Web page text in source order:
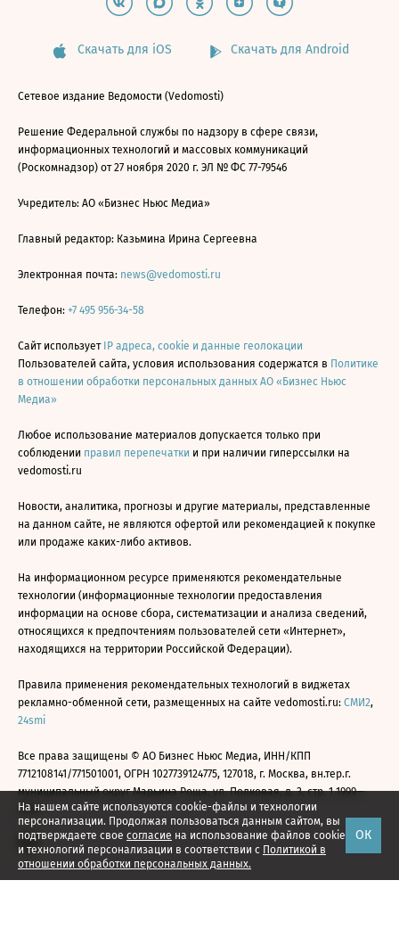
На нашем сайте используются cookie-файлы и технологии
персонализации. Продолжая пользоваться данным сайтом, вы
подтверждаете свое согласие на использование файлов cookie
и технологий персонализации в соответствии с Политикой в
отношении обработки персональных данных.
ОК
Скачать для iOS Скачать для Android
Сетевое издание Ведомости (Vedomosti)
Решение Федеральной службы по надзору в сфере связи,
информационных технологий и массовых коммуникаций
(Роскомнадзор) от 27 ноября 2020 г. ЭЛ № ФС 77-79546
Учредитель: АО «Бизнес Ньюс Медиа»
Главный редактор: Казьмина Ирина Сергеевна
Электронная почта: news@vedomosti.ru
Телефон: +7 495 956-34-58
Сайт использует IP адреса, cookie и данные геолокации
Пользователей сайта, условия использования содержатся в Политике
в отношении обработки персональных данных АО «Бизнес Ньюс
Медиа»
Любое использование материалов допускается только при
соблюдении правил перепечатки и при наличии гиперссылки на
vedomosti.ru
Новости, аналитика, прогнозы и другие материалы, представленные
на данном сайте, не являются офертой или рекомендацией к покупке
или продаже каких-либо активов.
На информационном ресурсе применяются рекомендательные
технологии (информационные технологии предоставления
информации на основе сбора, систематизации и анализа сведений,
относящихся к предпочтениям пользователей сети «Интернет»,
находящихся на территории Российской Федерации).
Правила применения рекомендательных технологий в виджетах
рекламно-обменной сети, размещенных на сайте vedomosti.ru: СМИ2,
24smi
Все права защищены © АО Бизнес Ньюс Медиа, ИНН/КПП
7712108141/771501001, ОГРН 1027739124775, 127018, г. Москва, вн.тер.г.
муниципальный округ Марьина Роща, ул. Полковая, д. 3, стр. 1 1999—
2026